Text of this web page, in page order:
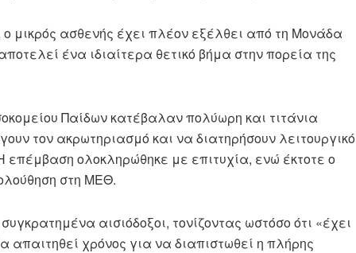
μικρός ασθενής έχει πλέον εξέλθει από τη Μονάδα
ένα ιδιαίτερα θετικό βήμα στην πορεία της
Παίδων κατέβαλαν πολύωρη και τιτάνια
τον ακρωτηριασμό και να διατηρήσουν λειτουργικό
επέμβαση ολοκληρώθηκε με επιτυχία, ενώ έκτοτε ο
στη ΜΕΘ.
αισιόδοξοι, τονίζοντας ωστόσο ότι «έχει
χρόνος για να διαπιστωθεί η πλήρης